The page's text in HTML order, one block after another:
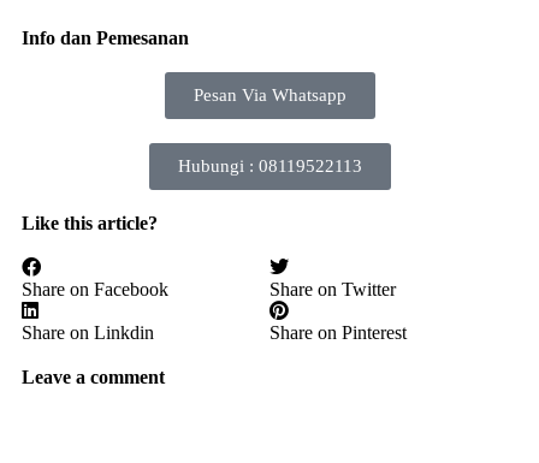
Info dan Pemesanan
Pesan Via Whatsapp
Hubungi : 08119522113
Like this article?
Share on Facebook Share on Twitter
Share on Linkdin Share on Pinterest
Leave a comment